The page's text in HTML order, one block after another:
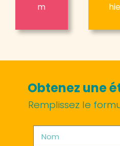
m
hie
Obtenez une
Remplissez le